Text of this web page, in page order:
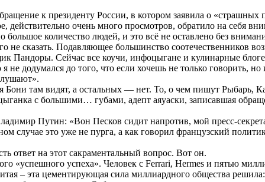
к президенту России, в котором заявила о «страшных
очень много просмотров, обратило на себя
количество людей, и это всё не оставлено без
не сказать. Подавляющее большинство соотечественников
Пандоры. Сейчас все коучи, инфоцыгане и кулинарные
не додумался до того, что если хочешь не только говорить,
Бони там видят, а остальных — нет. То, о чем пишут
с большими… губами, адепт аяуаски, записавшая
Путин: «Вон Песков сидит напротив, мой пресс-
случае это уже не пурга, а как говорил французский
ответ на этот сакраментальный вопрос. Вот он.
«успешного успеха». Человек с Ferrari, Hermes и пятью
– эта цементирующая сила миллиардного общества